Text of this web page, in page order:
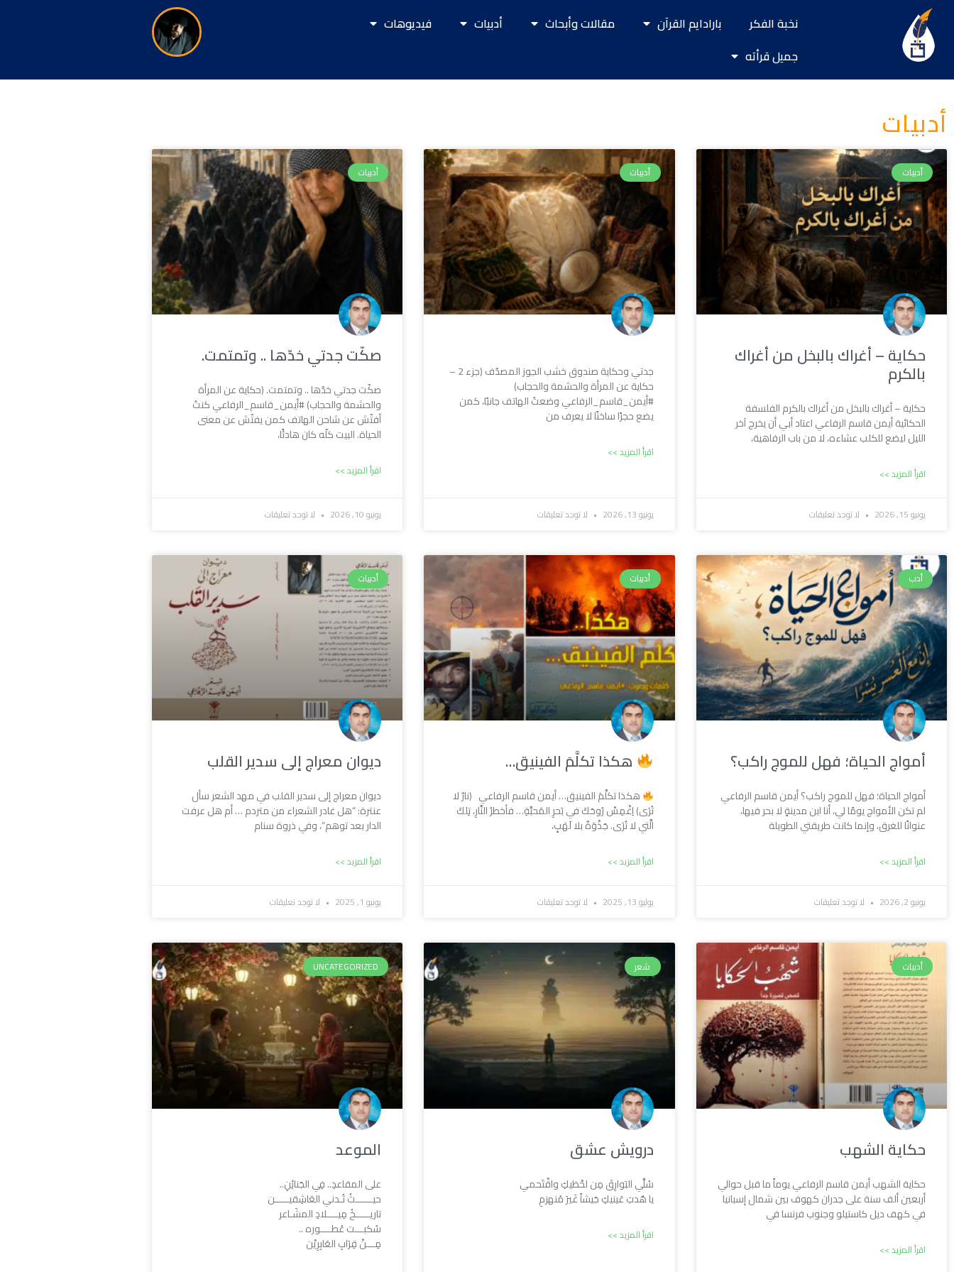
تخطي
المحتوى
نخبة الفكر بارادايم القرآن مقالات وأبحاث أدبيات
فيديوهات
جميل قرأته
أدبيات
أدبيات
حكاية – أغراك بالبخل من أغراك
بالكرم
حكاية – أغراك بالبخل من أغراك بالكرم الفلسفة
الحكائية أيمن قاسم الرفاعي اعتاد أبي أن يخرج آخر
الليل ليضع للكلب عشاءه، لا من باب الرفاهية،
اقرأ المزيد >>
يونيو 15, 2026 لا توجد تعليقات
أدبيات
جدتي وحكاية صندوق خشب الجوز المصدّف (جزء 2 –
حكاية عن المرأة والحشمة والحجاب)
#أيمن_قاسم_الرفاعي وضعتُ الهاتف جانبًا، كمن
يضع حجرًا ساخنًا لا يعرف من
اقرأ المزيد >>
يونيو 13, 2026 لا توجد تعليقات
أدبيات
صكّت جدتي خدّها .. وتمتمت.
صكّت جدتي خدّها .. وتمتمت. (حكاية عن المرأة
والحشمة والحجاب) #أيمن_قاسم_الرفاعي كنتُ
أفتّش عن شاحن الهاتف كمن يفتّش عن معنى
الحياة. البيت كلّه كان هادئًا،
اقرأ المزيد >>
يونيو 10, 2026 لا توجد تعليقات
أدب
أمواج الحياة؛ فهل للموج راكب؟
أمواج الحياة؛ فهل للموج راكب؟ أيمن قاسم الرفاعي
لم تكن الأمواج يومًا لي، أنا ابن مدينةٍ لا بحر فيها،
عنوانًا للغرق، وإنما كانت طريقتي الطويلة
اقرأ المزيد >>
يونيو 2, 2026 لا توجد تعليقات
أدبيات
هكذا تكلَّمَ الفينيق…
هكذا تكلَّمَ الفينيق… أيمن قاسم الرفاعي (نارٌ لا
تُرَى) اِغْمِسْ رُوحَكَ في بَحرِ المَحبَّةِ… فأخطرُ النَّارِ، تِلكَ
الَّتي لا تُرَى. جَذْوَةٌ بلا لَهَبٍ،
اقرأ المزيد >>
يوليو 13, 2025 لا توجد تعليقات
أدبيات
ديوان معراج إلى سدير القلب
ديوان معراج إلى سدير القلب في مهد الشعر سأل
عنترة: “هل غادر الشعراء من متردم … أم هل عرفت
الدار بعد توهم”، وفي ذروة سنام
اقرأ المزيد >>
يونيو 1, 2025 لا توجد تعليقات
أدبيات
حكاية الشهب
حكاية الشهب أيمن قاسم الرفاعي يوماً ما قبل حوالي
أربعين ألف سنة على جدران كهوف بين شمال إسبانيا
في كهف ديل كاستيلو وجنوب فرنسا في
اقرأ المزيد >>
شعر
درويش عشق
سُلِّي البَوارِقَ مِن لحْظيكِ واقْتَحمي
يا هُدبَ عَينيكِ جَيشاً غَيرَ مُنهزمِ
اقرأ المزيد >>
UNCATEGORIZED
الموعد
على المقاعدِ.. فِي الجَنائِنِ..
حيــــــثُ تُـدني العَاشِقيـــــن
تاريـــــخُ مِيــــلادِ المشَـاعر
سُكبـــت عُطــــوره ..
مِـــنْ قِرَابِ العَابِرِيْن
Page
Page
Page
Page
Page